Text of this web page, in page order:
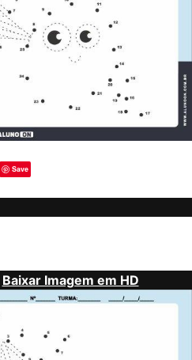
Save
Baixar Imagem em HD